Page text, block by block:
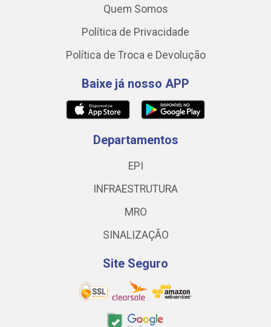
Quem Somos
Política de Privacidade
Política de Troca e Devolução
Baixe já nosso APP
Departamentos
EPI
INFRAESTRUTURA
MRO
SINALIZAÇÃO
Site Seguro